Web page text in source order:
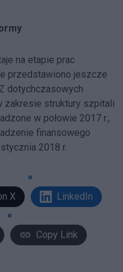
na etapie prac
przedstawiono jeszcze
dotychczasowych
zakresie struktury szpitali
w połowie 2017 r.,
finansowego
2018 r.
X LinkedIn
Copy Link